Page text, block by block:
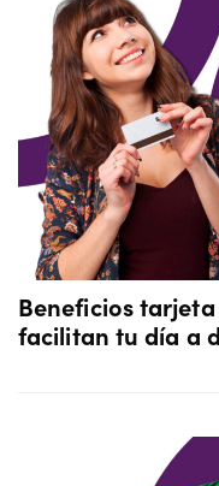
Beneficios
facilitan tu día a